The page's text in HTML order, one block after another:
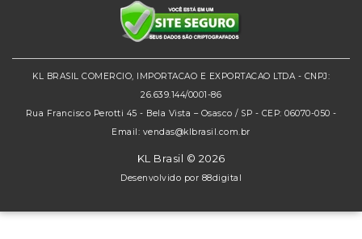
KL BRASIL COMERCIO, IMPORTACAO E EXPORTACAO LTDA - CNPJ:
26.639.144/0001-86
Rua Francisco Perotti 45 - Bela Vista – Osasco / SP - CEP: 06070-050 -
Email: vendas@klbrasil.com.br
KL Brasil © 2026
Desenvolvido por 88digital